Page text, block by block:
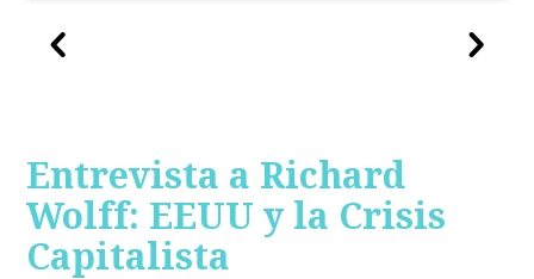
Entrevista a Richard
Wolff: EEUU y la Crisis
Capitalista